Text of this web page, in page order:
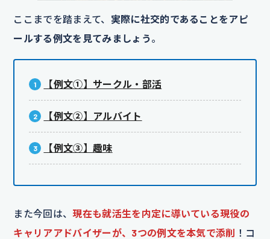
ここまでを踏まえて、 実際に社交的であることをアピ
ールする例文を見てみましょう 。
【例文①】サークル・部活
【例文②】アルバイト
【例文③】趣味
また今回は、現在も就活生を内定に導いている現役の
キャリアアドバイザーが、3つの例文を本気で添削 ！コ